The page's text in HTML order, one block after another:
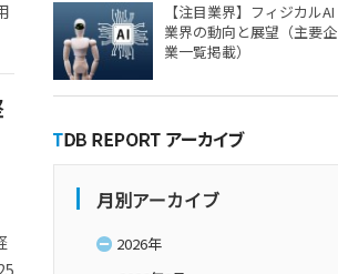
【注目業界】フィジカルAI
業界の動向と展望（主要企
業一覧掲載）
月別アーカイブ
2026年